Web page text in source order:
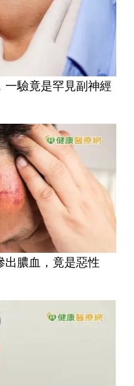
一驗竟是罕見副神經
出膿血，竟是惡性